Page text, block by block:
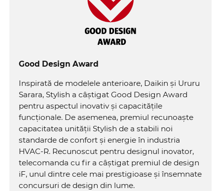
Good Design Award
Inspirată de modelele anterioare, Daikin și Ururu
Sarara, Stylish a câștigat Good Design Award
pentru aspectul inovativ și capacitățile
funcționale. De asemenea, premiul recunoaște
capacitatea unității Stylish de a stabili noi
standarde de confort și energie în industria
HVAC-R. Recunoscut pentru designul inovator,
telecomanda cu fir a câștigat premiul de design
iF, unul dintre cele mai prestigioase și însemnate
concursuri de design din lume.